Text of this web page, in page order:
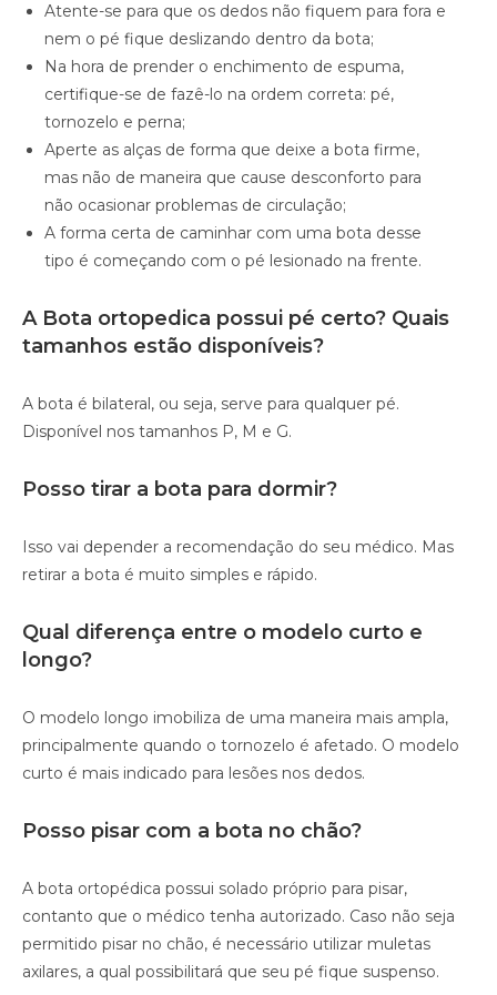
Atente-se para que os dedos não fiquem para fora e
nem o pé fique deslizando dentro da bota;
Na hora de prender o enchimento de espuma,
certifique-se de fazê-lo na ordem correta: pé,
tornozelo e perna;
Aperte as alças de forma que deixe a bota firme,
mas não de maneira que cause desconforto para
não ocasionar problemas de circulação;
A forma certa de caminhar com uma bota desse
tipo é começando com o pé lesionado na frente.
A Bota ortopedica possui pé certo? Quais
tamanhos estão disponíveis?
A bota é bilateral, ou seja, serve para qualquer pé.
Disponível nos tamanhos P, M e G.
Posso tirar a bota para dormir?
Isso vai depender a recomendação do seu médico. Mas
retirar a bota é muito simples e rápido.
Qual diferença entre o modelo curto e
longo?
O modelo longo imobiliza de uma maneira mais ampla,
principalmente quando o tornozelo é afetado. O modelo
curto é mais indicado para lesões nos dedos.
Posso pisar com a bota no chão?
A bota ortopédica possui solado próprio para pisar,
contanto que o médico tenha autorizado. Caso não seja
permitido pisar no chão, é necessário utilizar muletas
axilares, a qual possibilitará que seu pé fique suspenso.